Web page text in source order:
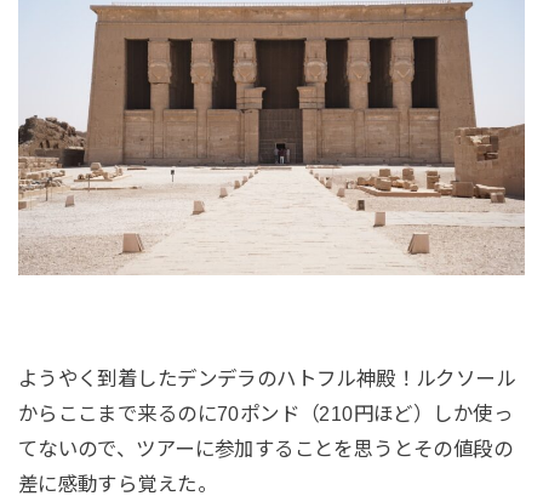
ようやく到着したデンデラのハトフル神殿！ルクソール
からここまで来るのに70ポンド（210円ほど）しか使っ
てないので、ツアーに参加することを思うとその値段の
差に感動すら覚えた。